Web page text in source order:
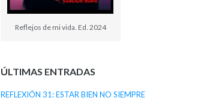
Reflejos de mi vida. Ed. 2024
ÚLTIMAS ENTRADAS
REFLEXIÓN 31: ESTAR BIEN NO SIEMPRE